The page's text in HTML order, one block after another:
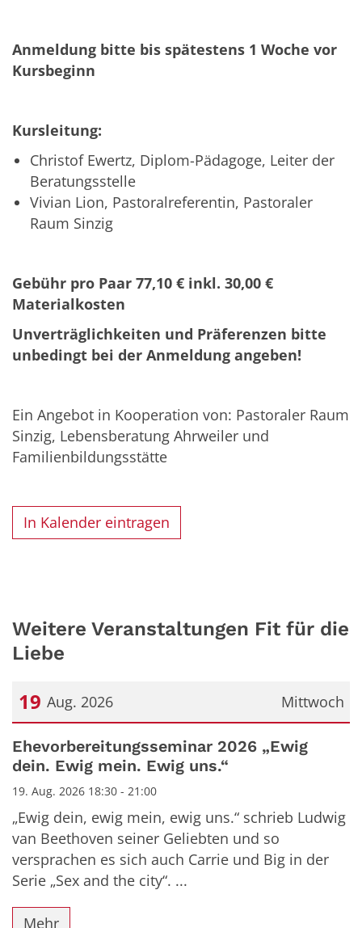
Anmeldung bitte bis spätestens 1 Woche vor
Kursbeginn
Kursleitung:
Christof Ewertz, Diplom-Pädagoge, Leiter der
Beratungsstelle
Vivian Lion, Pastoralreferentin, Pastoraler
Raum Sinzig
Gebühr pro Paar 77,10 € inkl. 30,00 €
Materialkosten
Unverträglichkeiten und Präferenzen bitte
unbedingt bei der Anmeldung angeben!
Ein Angebot in Kooperation von: Pastoraler Raum
Sinzig, Lebensberatung Ahrweiler und
Familienbildungsstätte
In Kalender eintragen
Weitere Veranstaltungen Fit für die
Liebe
Mittwoch
19 Aug. 2026
Datum: 19. August 2026
Ehevorbereitungsseminar 2026 „Ewig
dein. Ewig mein. Ewig uns.“
19. Aug. 2026 18:30 - 21:00
„Ewig dein, ewig mein, ewig uns.“ schrieb Ludwig
van Beethoven seiner Geliebten und so
versprachen es sich auch Carrie und Big in der
Serie „Sex and the city“. ...
Mehr